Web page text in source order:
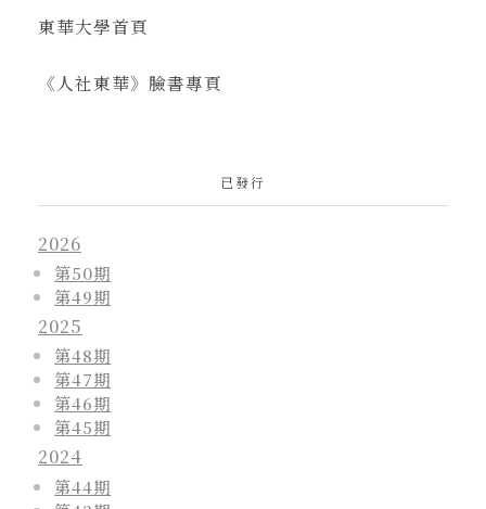
東華大學首頁
《人社東華》臉書專頁
已發行
2026
第50期
第49期
2025
第48期
第47期
第46期
第45期
2024
第44期